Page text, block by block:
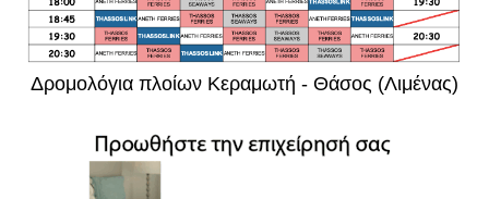
Δρομολόγια πλοίων Κεραμωτή - Θάσος (Λιμένας)